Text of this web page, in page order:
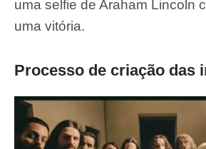
uma selfie de Araham Lincoln
uma vitória.
Processo de criação das